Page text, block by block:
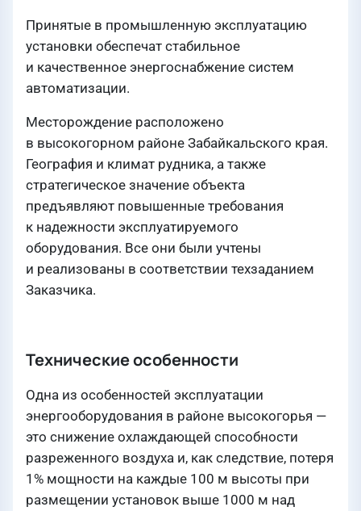
Принятые в промышленную эксплуатацию
установки обеспечат стабильное
и качественное энергоснабжение систем
автоматизации.
Месторождение расположено
в высокогорном районе Забайкальского края.
География и климат рудника, а также
стратегическое значение объекта
предъявляют повышенные требования
к надежности эксплуатируемого
оборудования. Все они были учтены
и реализованы в соответствии техзаданием
Заказчика.
Технические особенности
Одна из особенностей эксплуатации
энергооборудования в районе высокогорья —
это снижение охлаждающей способности
разреженного воздуха и, как следствие, потеря
1% мощности на каждые 100 м высоты при
размещении установок выше 1000 м над